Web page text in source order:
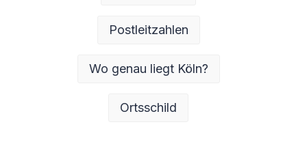
Postleitzahlen
Wo genau liegt Köln?
Ortsschild